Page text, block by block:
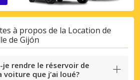
à propos de la Location de
de Gijón
rendre le réservoir de
voiture que j’ai loué?